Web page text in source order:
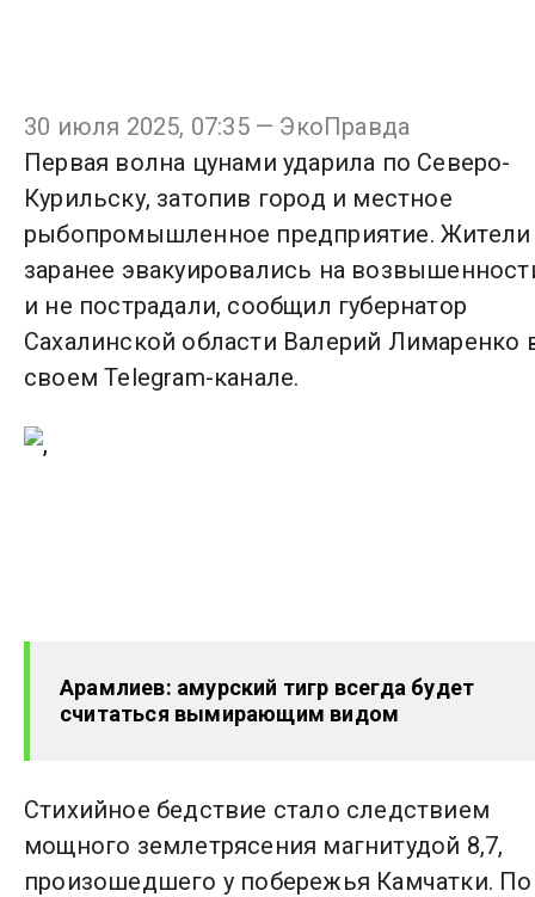
30 июля 2025, 07:35 — ЭкоПравда
Первая волна цунами ударила по Северо-
Курильску, затопив город и местное
рыбопромышленное предприятие. Жители
заранее эвакуировались на
и не пострадали, сообщил губернатор
Сахалинской области Валерий Лимаренко
своем Telegram-канале.
Арамлиев: амурский тигр всегда будет
считаться вымирающим видом
Стихийное бедствие стало следствием
мощного землетрясения магнитудой 8,7,
произошедшего у побережья Камчатки. По